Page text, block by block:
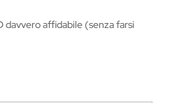
davvero affidabile (senza farsi